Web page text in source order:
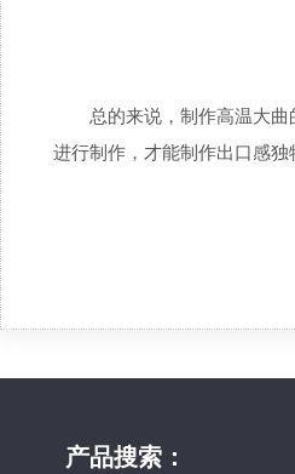
总的来说，制作高温大
进行制作，才能制作出口感独
产品搜索：